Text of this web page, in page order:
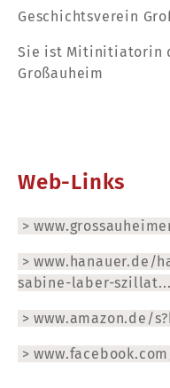
Geschichtsverein
Sie ist Mitinitiatorin
Großauheim
Web-Links
www.hanauer.de/
sabine-laber-szillat...
www.amazon.de/